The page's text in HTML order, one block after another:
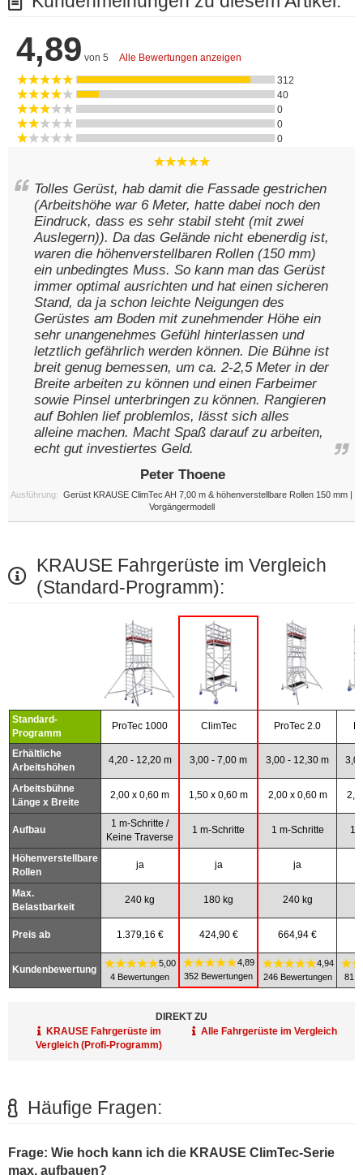
4,89 von 5 Alle Bewertungen anzeigen
312
40
0
0
0
Tolles Gerüst, hab damit die Fassade gestrichen
(Arbeitshöhe war 6 Meter, hatte dabei noch den
Eindruck, dass es sehr stabil steht (mit zwei
Auslegern)). Da das Gelände nicht ebenerdig ist,
waren die höhenverstellbaren Rollen (150 mm)
ein unbedingtes Muss. So kann man das Gerüst
immer optimal ausrichten und hat einen sicheren
Stand, da ja schon leichte Neigungen des
Gerüstes am Boden mit zunehmender Höhe ein
sehr unangenehmes Gefühl hinterlassen und
letztlich gefährlich werden können. Die Bühne ist
breit genug bemessen, um ca. 2-2,5 Meter in der
Breite arbeiten zu können und einen Farbeimer
sowie Pinsel unterbringen zu können. Rangieren
auf Bohlen lief problemlos, lässt sich alles
alleine machen. Macht Spaß darauf zu arbeiten,
echt gut investiertes Geld.
Peter Thoene
Ausführung: Gerüst KRAUSE ClimTec AH 7,00 m & höhenverstellbare Rollen 150 mm |
Vorgängermodell
KRAUSE Fahrgerüste im Vergleich
(Standard-Programm):
Standard-
Programm
ProTec 1000 ClimTec ProTec 2.0
Erhältliche
Arbeitshöhen
4,20 - 12,20 m 3,00 - 7,00 m 3,00 - 12,30 m
Arbeitsbühne
Länge x Breite
2,00 x 0,60 m 1,50 x 0,60 m 2,00 x 0,60 m
Aufbau
1 m-Schritte /
Keine Traverse
1 m-Schritte 1 m-Schritte 1
Höhenverstellbare
Rollen
ja ja ja
Max.
Belastbarkeit
240 kg 180 kg 240 kg
Preis ab 1.379,16 € 424,90 € 664,94 €
Kundenbewertung
5,00
4 Bewertungen
4,89
352 Bewertungen
4,94
246 Bewertungen
81
DIREKT ZU
KRAUSE Fahrgerüste im
Vergleich (Profi-Programm)
Alle Fahrgerüste im Vergleich
Häufige Fragen:
Frage: Wie hoch kann ich die KRAUSE ClimTec-Serie
max. aufbauen?